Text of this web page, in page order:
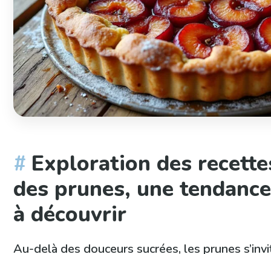
Exploration des
des prunes, une
à découvrir
Au-delà des douceurs sucrées, les prunes